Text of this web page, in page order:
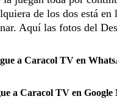
de los dos está en
Aquí las fotos del
a Caracol TV en
a Caracol TV en Google